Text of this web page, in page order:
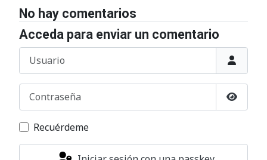
No hay comentarios
Acceda para enviar un comentario
Usuario
Contraseña
Recuérdeme